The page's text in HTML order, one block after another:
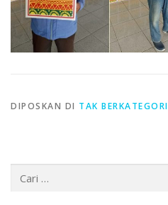
DIPOSKAN DI TAK BERKATEGORI
untuk: